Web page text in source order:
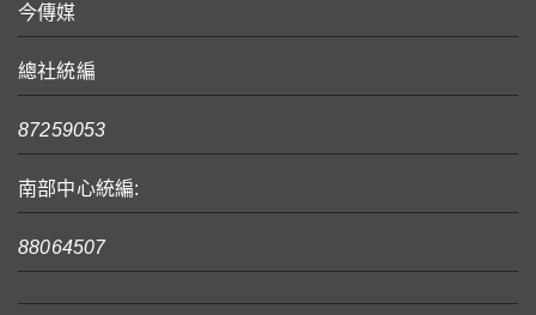
今傳媒
總社統編
87259053
南部中心統編:
88064507